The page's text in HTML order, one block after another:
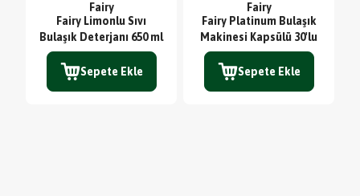
Fairy
Fairy Limonlu Sıvı
Bulaşık Deterjanı 650 ml
Sepete Ekle
Fairy
Fairy Platinum Bulaşık
Makinesi Kapsülü 30'lu
Sepete Ekle